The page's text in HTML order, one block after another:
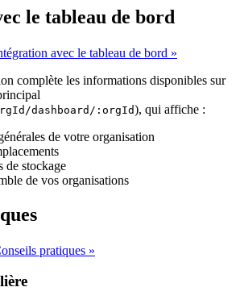
le tableau de bord
avec le tableau de bord »
complète les informations disponibles sur
dashboard/:orgId), qui affiche :
de votre organisation
de stockage
de vos organisations
pratiques »